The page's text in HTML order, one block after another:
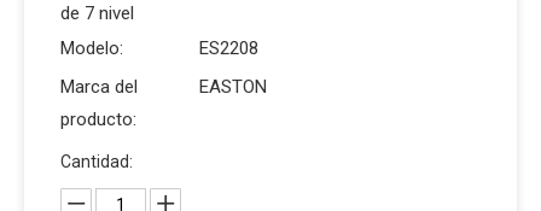
de 7 nivel
Modelo:
ES2208
Marca del
producto:
EASTON
Cantidad: